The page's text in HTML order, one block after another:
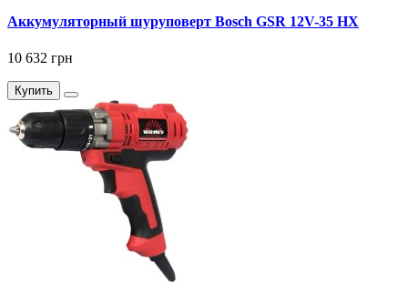
Аккумуляторный шуруповерт Bosch GSR 12V-35 HX
10 632 грн
Купить